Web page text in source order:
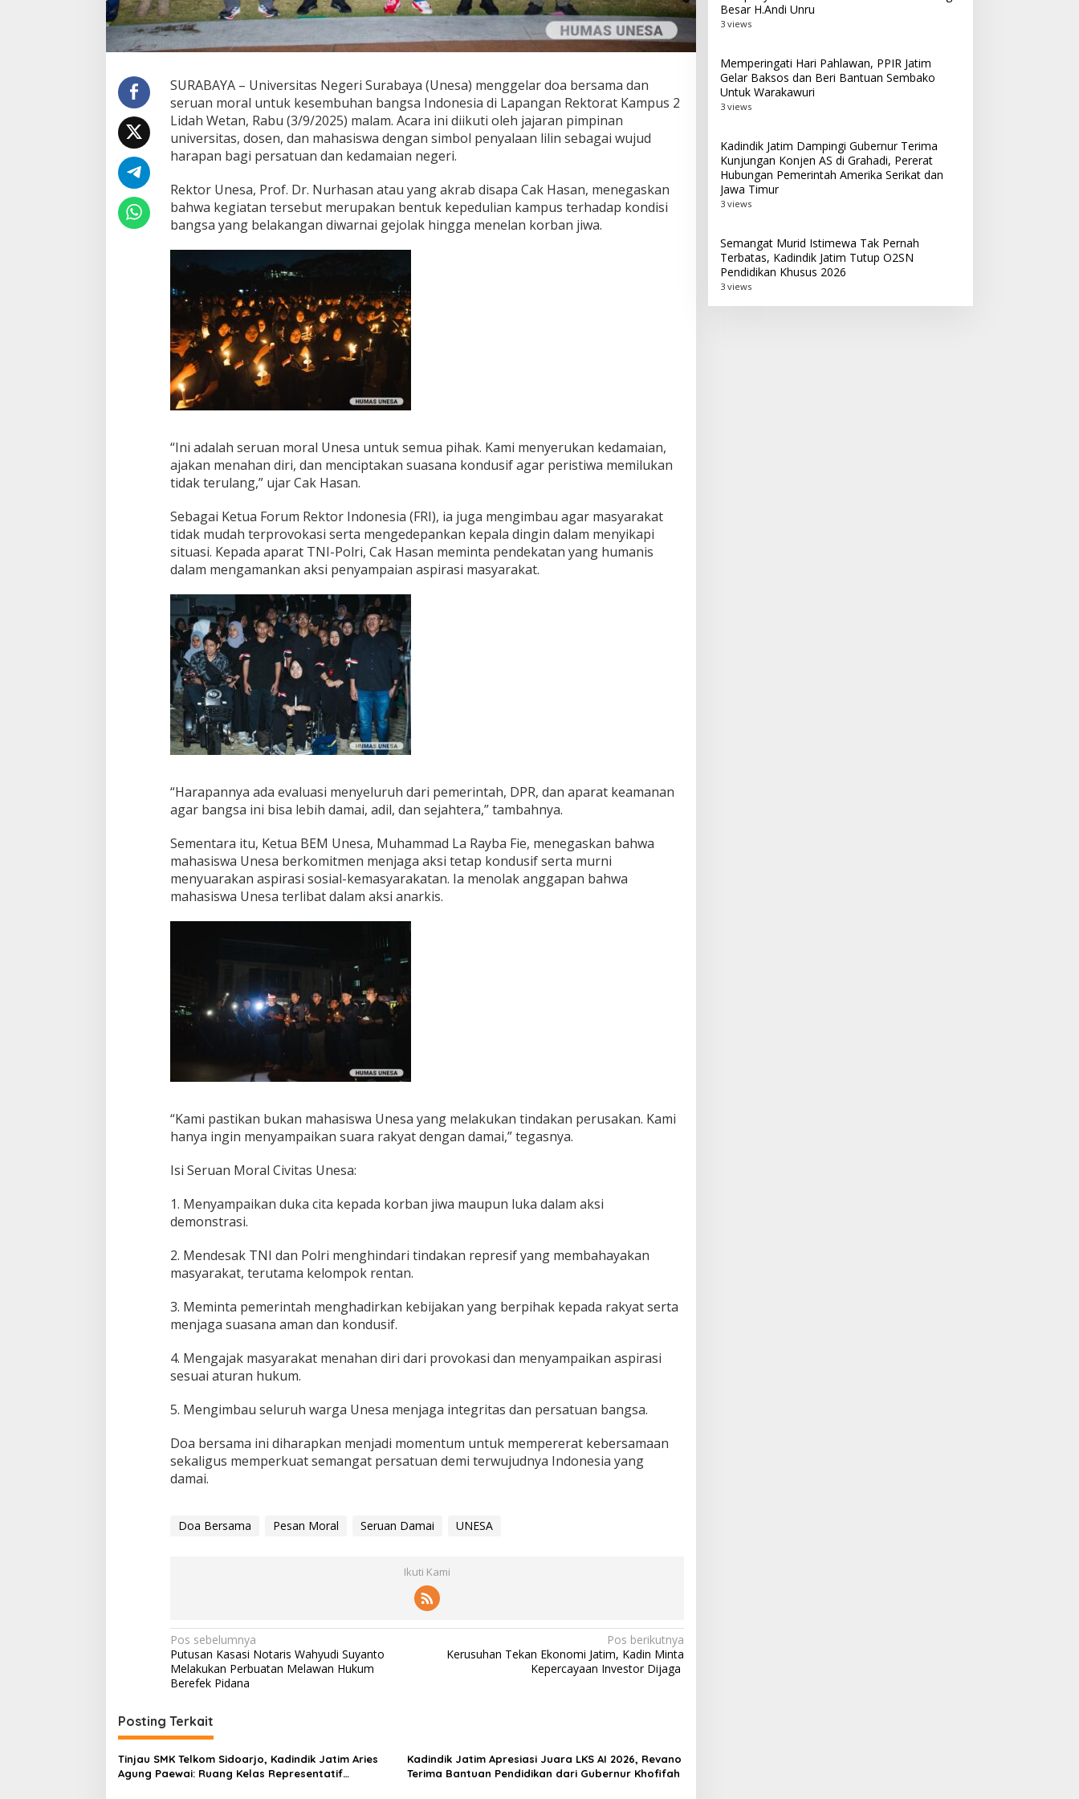
a
n
e
a
i
a
n
d
n
P
e
s
u
a
n
B
n
a
SURABAYA – Universitas Negeri Surabaya (Unesa) menggelar doa bersama dan
seruan moral untuk kesembuhan bangsa Indonesia di Lapangan Rektorat Kampus 2
Lidah Wetan, Rabu (3/9/2025) malam. Acara ini diikuti oleh jajaran pimpinan
universitas, dosen, dan mahasiswa dengan simbol penyalaan lilin sebagai wujud
harapan bagi persatuan dan kedamaian negeri.
Rektor Unesa, Prof. Dr. Nurhasan atau yang akrab disapa Cak Hasan, menegaskan
bahwa kegiatan tersebut merupakan bentuk kepedulian kampus terhadap kondisi
bangsa yang belakangan diwarnai gejolak hingga menelan korban jiwa.
“Ini adalah seruan moral Unesa untuk semua pihak. Kami menyerukan kedamaian,
ajakan menahan diri, dan menciptakan suasana kondusif agar peristiwa memilukan
tidak terulang,” ujar Cak Hasan.
Sebagai Ketua Forum Rektor Indonesia (FRI), ia juga mengimbau agar masyarakat
tidak mudah terprovokasi serta mengedepankan kepala dingin dalam menyikapi
situasi. Kepada aparat TNI-Polri, Cak Hasan meminta pendekatan yang humanis
dalam mengamankan aksi penyampaian aspirasi masyarakat.
“Harapannya ada evaluasi menyeluruh dari pemerintah, DPR, dan aparat keamanan
agar bangsa ini bisa lebih damai, adil, dan sejahtera,” tambahnya.
Sementara itu, Ketua BEM Unesa, Muhammad La Rayba Fie, menegaskan bahwa
mahasiswa Unesa berkomitmen menjaga aksi tetap kondusif serta murni
menyuarakan aspirasi sosial-kemasyarakatan. Ia menolak anggapan bahwa
mahasiswa Unesa terlibat dalam aksi anarkis.
“Kami pastikan bukan mahasiswa Unesa yang melakukan tindakan perusakan. Kami
hanya ingin menyampaikan suara rakyat dengan damai,” tegasnya.
Isi Seruan Moral Civitas Unesa:
1. Menyampaikan duka cita kepada korban jiwa maupun luka dalam aksi
demonstrasi.
2. Mendesak TNI dan Polri menghindari tindakan represif yang membahayakan
masyarakat, terutama kelompok rentan.
3. Meminta pemerintah menghadirkan kebijakan yang berpihak kepada rakyat serta
menjaga suasana aman dan kondusif.
4. Mengajak masyarakat menahan diri dari provokasi dan menyampaikan aspirasi
sesuai aturan hukum.
5. Mengimbau seluruh warga Unesa menjaga integritas dan persatuan bangsa.
Doa bersama ini diharapkan menjadi momentum untuk mempererat kebersamaan
sekaligus memperkuat semangat persatuan demi terwujudnya Indonesia yang
damai.
Doa Bersama Pesan Moral Seruan Damai UNESA
Ikuti Kami
N
a
v
i
g
a
s
Pos sebelumnya
Putusan Kasasi Notaris Wahyudi Suyanto
Melakukan Perbuatan Melawan Hukum
Berefek Pidana
Pos berikutnya
Kerusuhan Tekan Ekonomi Jatim, Kadin Minta
Kepercayaan Investor Dijaga ‎
Posting Terkait
Tinjau SMK Telkom Sidoarjo, Kadindik Jatim Aries
Agung Paewai: Ruang Kelas Representatif
Kadindik Jatim Apresiasi Juara LKS AI 2026, Revano
Terima Bantuan Pendidikan dari Gubernur Khofifah
Besar H.Andi Unru
3 views
Memperingati Hari Pahlawan, PPIR Jatim
Gelar Baksos dan Beri Bantuan Sembako
Untuk Warakawuri
3 views
Kadindik Jatim Dampingi Gubernur Terima
Kunjungan Konjen AS di Grahadi, Pererat
Hubungan Pemerintah Amerika Serikat dan
Jawa Timur
3 views
Semangat Murid Istimewa Tak Pernah
Terbatas, Kadindik Jatim Tutup O2SN
Pendidikan Khusus 2026
3 views